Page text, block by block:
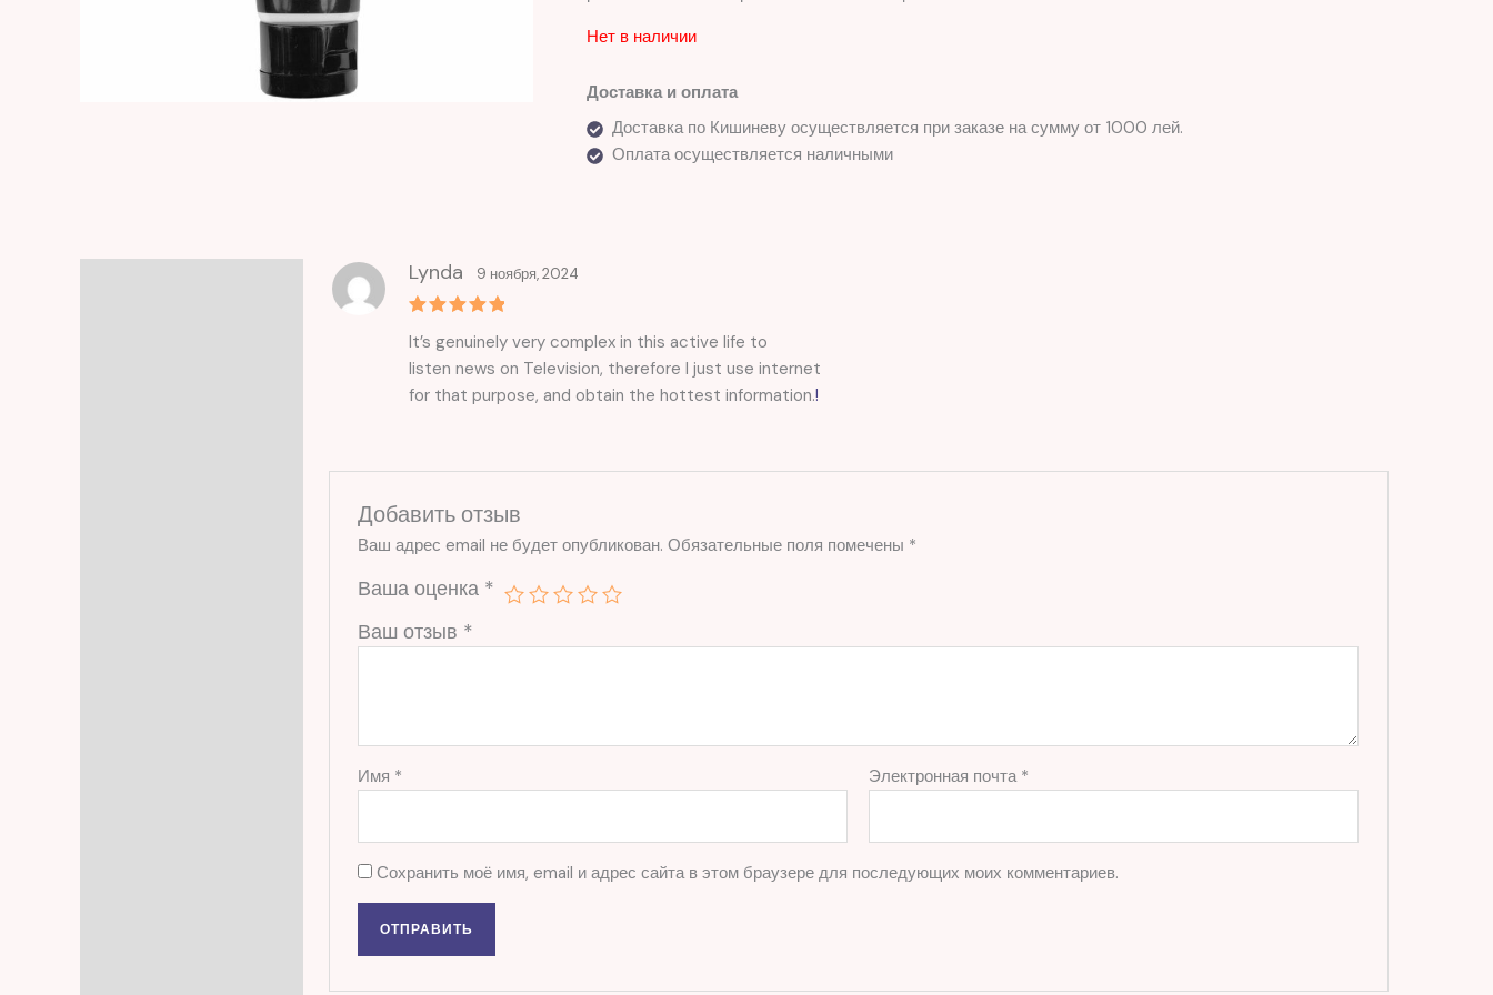
Нет в наличии
Доставка и оплата
Доставка по Кишиневу осуществляется при заказе на сумму от 1000 лей.
Оплата осуществляется наличными
из 5
Lynda 9 ноября, 2024
It’s genuinely very complex in this active life to
listen news on Television, therefore I just use internet
for that purpose, and obtain the hottest information.!
Добавить отзыв
Ваш адрес email не будет опубликован. Обязательные поля помечены *
Ваша оценка *
Ваш отзыв *
Имя * Электронная почта *
Сохранить моё имя, email и адрес сайта в этом браузере для последующих моих комментариев.